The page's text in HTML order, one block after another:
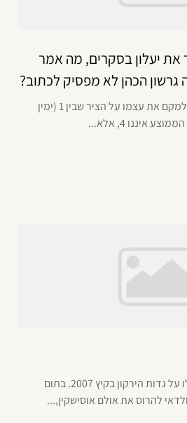
את יעלון בסקרים, מה אמר
גרשון הכהן לא מפסיק לכתוב?
אם כל אזרח בישראל צריך למקם את עצמו על הציר שבין 1 (ימין
השופלים של רון חולדאי עלו על גדות הירקון בקיץ 2007. בתום
להרוס את אולם אוסישקין,...